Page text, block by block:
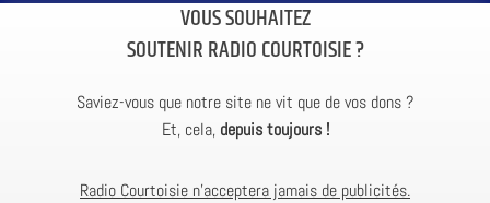
VOUS SOUHAITEZ
SOUTENIR RADIO COURTOISIE ?
Saviez-vous que notre site ne vit que de vos dons ?
Et, cela, depuis toujours !
Radio Courtoisie n’acceptera jamais de publicités.